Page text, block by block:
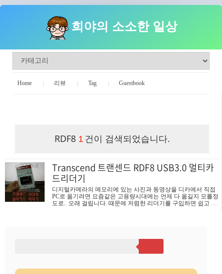
희야의 소소한 일상
Home 리뷰 Tag Guestbook
RDF8 1 건이 검색되었습니다.
Transcend 트랜센드 RDF8 USB3.0 멀티카
드리더기
디지털카메라의 메모리에 있는 사진과 동영상을 디카에서 직접
PC로 옮기려면 요즘같은 고용량시대에는 언제 다 옮길지 모를정
도로.. 오래 걸립니다. 때문에 저렴한 리더기를 구입하면 쉽고 빠
USB3.0 멀티카드리더기를 구입하게 되었습니다. Transcend 트랜
센드 RDF8 USB3.0 멀티카드리더기를 개봉하기 전, 정면입니다.
최대 130MB 읽기와 95MB 쓰기를 지원함을 표시하고 있네요. 주